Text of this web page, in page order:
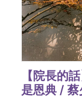
【院長的
是恩典 / 蔡